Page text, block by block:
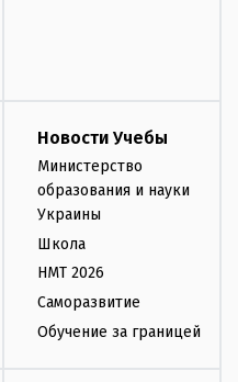
Новости Учебы
Министерство
образования и науки
Украины
Школа
НМТ 2026
Саморазвитие
Обучение за границей